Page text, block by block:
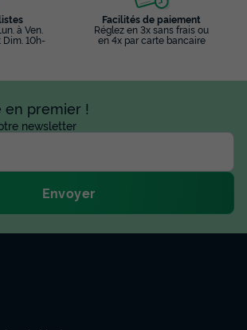
à Ven.
10h-
Facilités de paiement
Réglez en 3x sans frais ou
en 4x par carte bancaire
en premier !
newsletter
Envoyer